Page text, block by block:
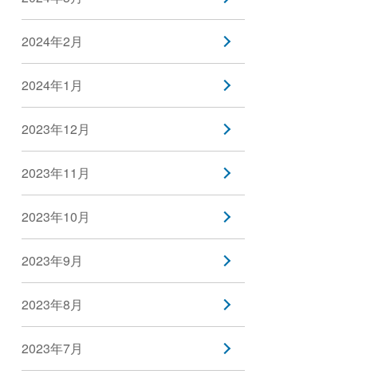
2024年2月
2024年1月
2023年12月
2023年11月
2023年10月
2023年9月
2023年8月
2023年7月